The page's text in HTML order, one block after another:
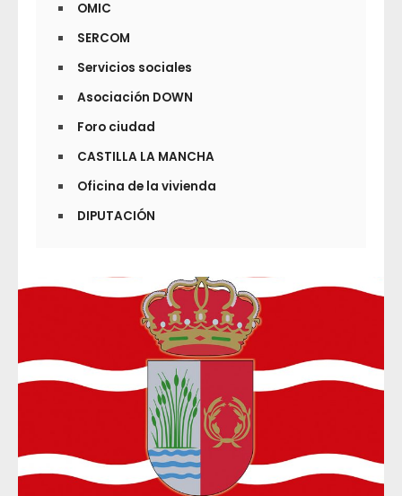
OMIC
SERCOM
Servicios sociales
Asociación DOWN
Foro ciudad
CASTILLA LA MANCHA
Oficina de la vivienda
DIPUTACIÓN